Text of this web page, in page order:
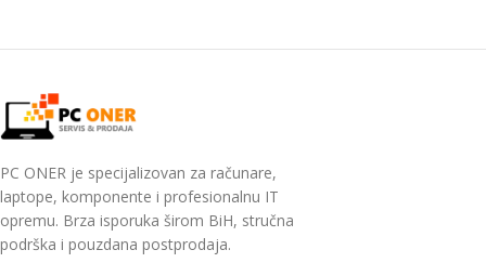
PC ONER je specijalizovan za računare,
laptope, komponente i profesionalnu IT
opremu. Brza isporuka širom BiH, stručna
podrška i pouzdana postprodaja.